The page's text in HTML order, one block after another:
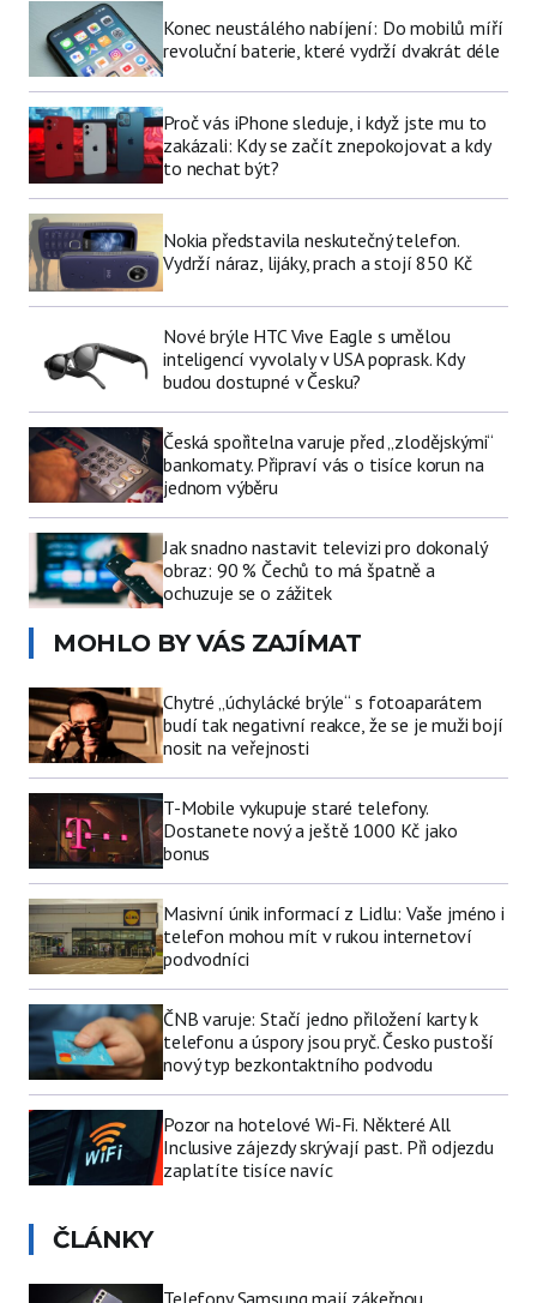
Konec neustálého nabíjení: Do mobilů míří
revoluční baterie, které vydrží dvakrát déle
Proč vás iPhone sleduje, i když jste mu to
zakázali: Kdy se začít znepokojovat a kdy
to nechat být?
Nokia představila neskutečný telefon.
Vydrží náraz, lijáky, prach a stojí 850 Kč
Nové brýle HTC Vive Eagle s umělou
inteligencí vyvolaly v USA poprask. Kdy
budou dostupné v Česku?
Česká spořitelna varuje před „zlodějskými“
bankomaty. Připraví vás o tisíce korun na
jednom výběru
Jak snadno nastavit televizi pro dokonalý
obraz: 90 % Čechů to má špatně a
ochuzuje se o zážitek
MOHLO BY VÁS ZAJÍMAT
Chytré „úchylácké brýle“ s fotoaparátem
budí tak negativní reakce, že se je muži bojí
nosit na veřejnosti
T-Mobile vykupuje staré telefony.
Dostanete nový a ještě 1000 Kč jako
bonus
Masivní únik informací z Lidlu: Vaše jméno i
telefon mohou mít v rukou internetoví
podvodníci
ČNB varuje: Stačí jedno přiložení karty k
telefonu a úspory jsou pryč. Česko pustoší
nový typ bezkontaktního podvodu
Pozor na hotelové Wi-Fi. Některé All
Inclusive zájezdy skrývají past. Při odjezdu
zaplatíte tisíce navíc
ČLÁNKY